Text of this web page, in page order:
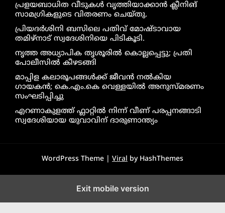
പ്രളയബാധിത വീടുകൾ വൃത്തിയാക്കാൻ ക്ലീനിങ്
സാമഗ്രികളുടെ വിതരണം ചെയ്തു.
പ്രിയദർശിനി ബസിലെ പതിവ് മോഷ്ടാവായ
തമിഴ്നാട് സ്വദേശിനിയെ പിടികൂടി.
നൃത്ത അധ്യാപിക തൃശൂരിൽ കൊല്ലപ്പെട്ടു; പ്രതി
പോലീസിൽ കീഴടങ്ങി
മാപ്പിള കലാരൂപങ്ങൾക്ക് ജീവൻ നൽകിയ
ഗായകൻ; കെ.എം.കെ വെള്ളയിൽ അനുസ്മരണം
സംഘടിപ്പിച്ചു
എറണാകുളത്ത് ഫ്ലാറ്റിൽ നിന്ന് വീണ് പരപ്പനങ്ങാടി
സ്വദേശിയായ യുവാവിന് ദാരുണാന്ത്യം
WordPress Theme | Viral by HashThemes
Exit mobile version